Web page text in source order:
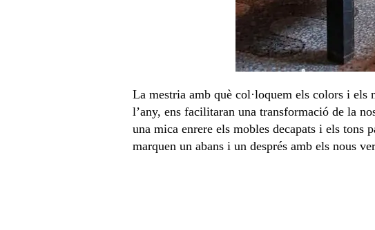
La mestria amb què col·loquem els colors i els
l’any, ens facilitaran una transformació de la
una mica enrere els mobles decapats i els tons
marquen un abans i un després amb els nous